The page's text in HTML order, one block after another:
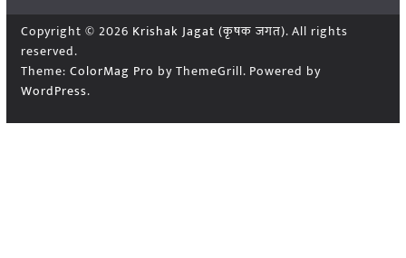
Copyright © 2026 Krishak Jagat (कृषक जगत). All rights
reserved.
Theme: ColorMag Pro by ThemeGrill. Powered by
WordPress.